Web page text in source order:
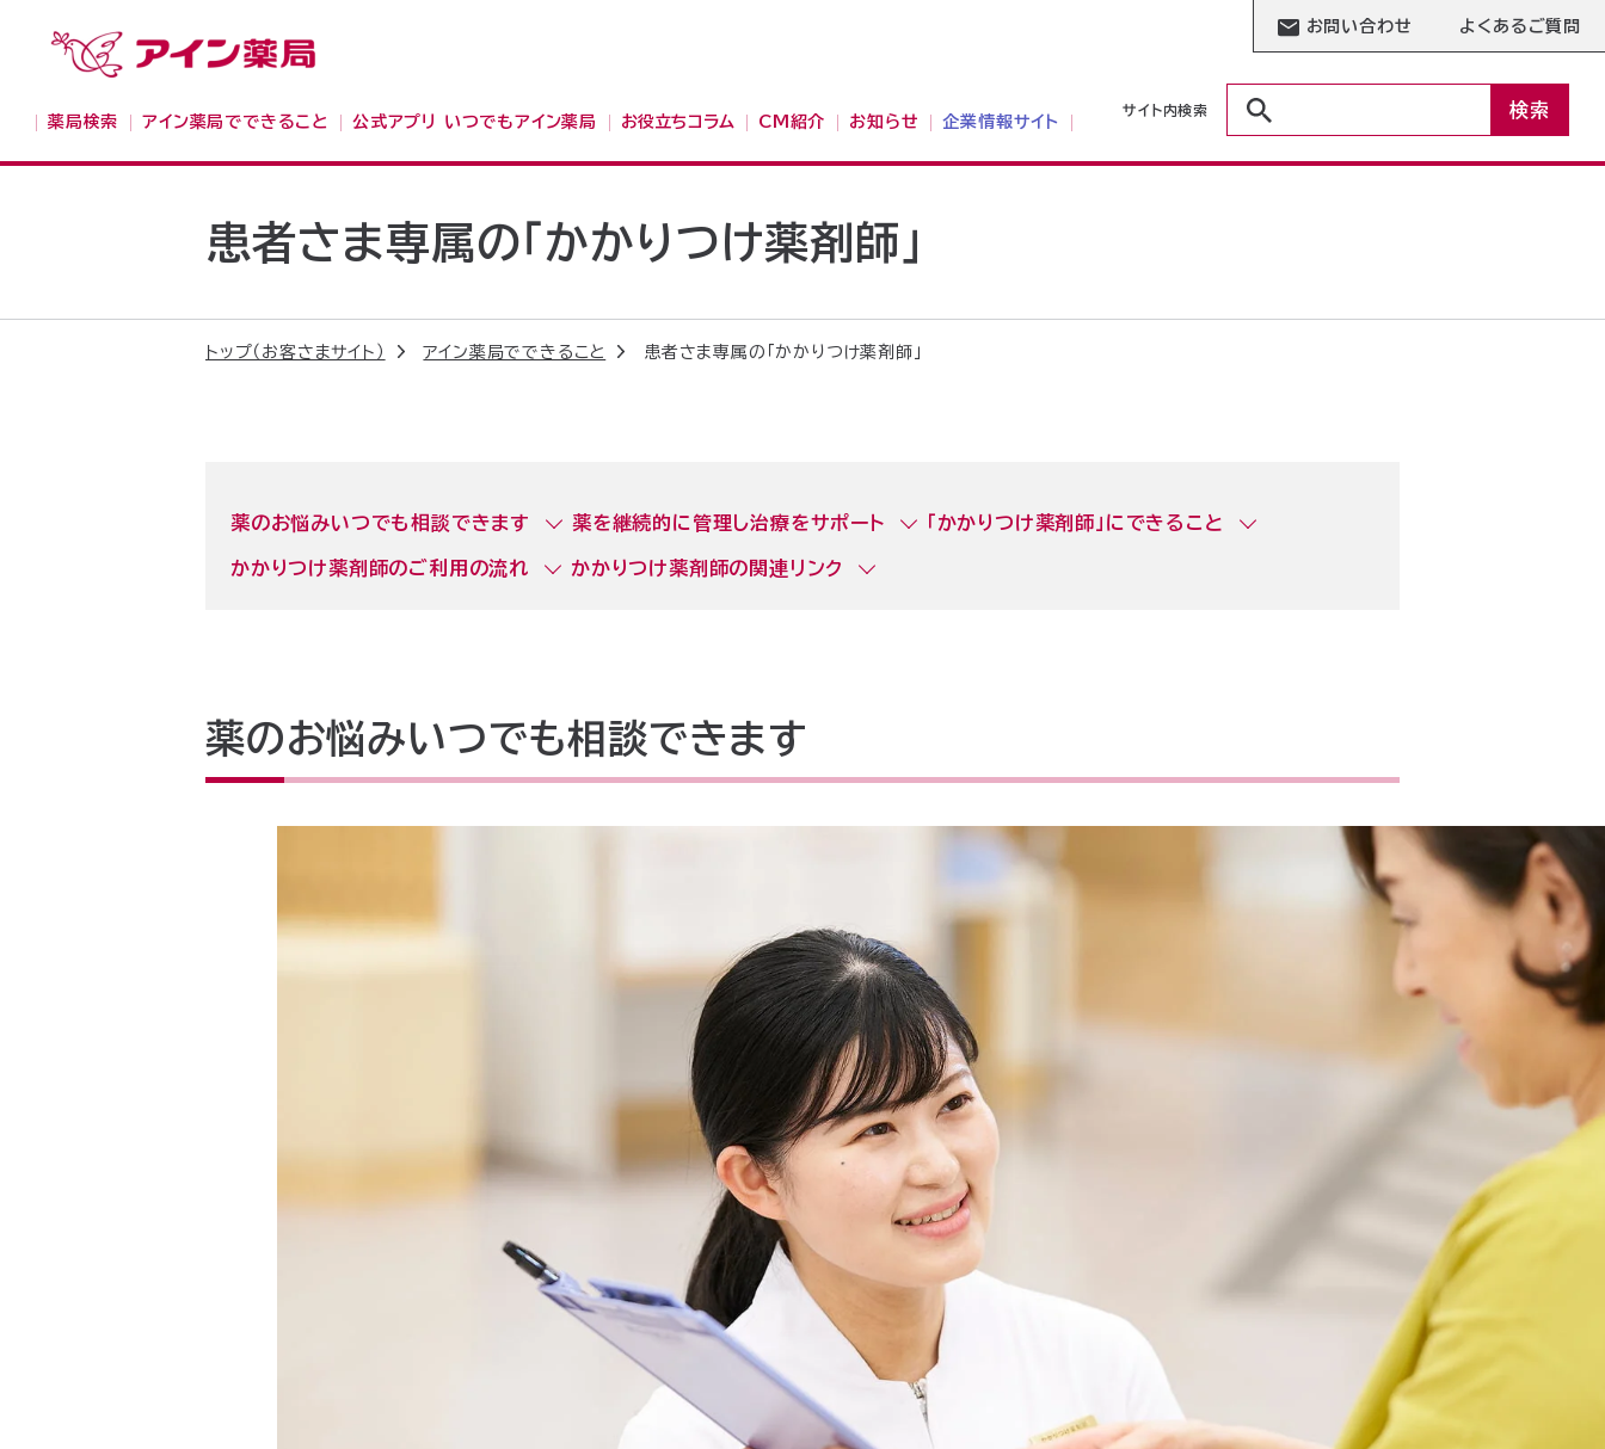
お問い合わせ よくあるご質問
薬局検索 アイン薬局でできること 公式アプリ いつでもアイン薬局 お役立ちコラム CM紹介 お知らせ 企業情報サイト
サイト内検索 検索
患者さま専属の「かかりつけ薬剤師」
トップ（お客さまサイト） アイン薬局でできること 患者さま専属の「かかりつけ薬剤師」
薬のお悩みいつでも相談できます 薬を継続的に管理し治療をサポート 「かかりつけ薬剤師」にできること
かかりつけ薬剤師のご利用の流れ かかりつけ薬剤師の関連リンク
薬のお悩みいつでも相談できます